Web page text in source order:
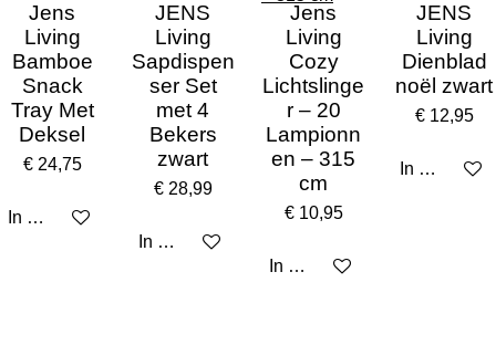
Jens
Living
Bamboe
Snack
Tray Met
Deksel
€ 24,75
In winkelwagen
JENS
Living
Sapdispen
ser Set
met 4
Bekers
zwart
€ 28,99
In winkelwagen
Jens
Living
Cozy
Lichtslinge
r – 20
Lampionn
en – 315
cm
€ 10,95
In winkelwagen
JENS
Living
Dienblad
noël zwart
€ 12,95
In